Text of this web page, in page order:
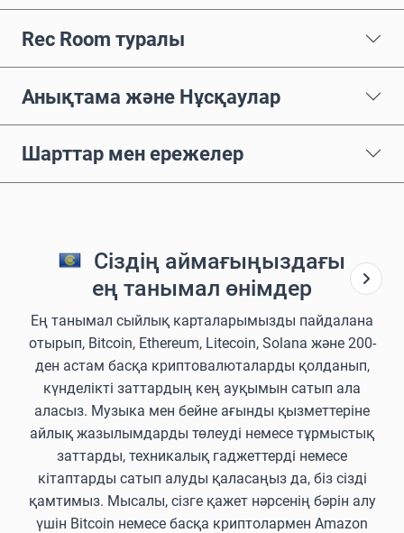
Rec Room туралы
Анықтама және Нұсқаулар
Шарттар мен ережелер
Сіздің аймағыңыздағы
ең танымал өнімдер
Ең танымал сыйлық карталарымызды пайдалана
отырып, Bitcoin, Ethereum, Litecoin, Solana және 200-
ден астам басқа криптовалюталарды қолданып,
күнделікті заттардың кең ауқымын сатып ала
аласыз. Музыка мен бейне ағынды қызметтеріне
айлық жазылымдарды төлеуді немесе тұрмыстық
заттарды, техникалық гаджеттерді немесе
кітаптарды сатып алуды қаласаңыз да, біз сізді
қамтимыз. Мысалы, сізге қажет нәрсенің бәрін алу
үшін Bitcoin немесе басқа криптолармен Amazon